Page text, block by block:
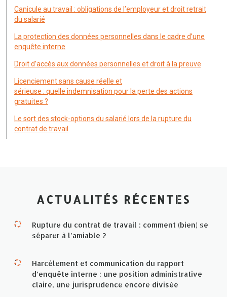
Canicule au travail : obligations de l’employeur et droit retrait
du salarié
La protection des données personnelles dans le cadre d’une
enquête interne
Droit d’accès aux données personnelles et droit à la preuve
Licenciement sans cause réelle et
sérieuse : quelle indemnisation pour la perte des actions
gratuites ?
Le sort des stock-options du salarié lors de la rupture du
contrat de travail
ACTUALITÉS RÉCENTES
Rupture du contrat de travail : comment (bien) se
séparer à l’amiable ?
Harcèlement et communication du rapport
d’enquête interne : une position administrative
claire, une jurisprudence encore divisée